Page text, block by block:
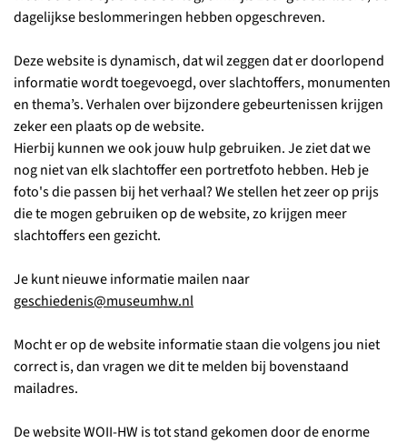
dagelijkse beslommeringen hebben opgeschreven.
Deze website is dynamisch, dat wil zeggen dat er doorlopend
informatie wordt toegevoegd, over slachtoffers, monumenten
en thema’s. Verhalen over bijzondere gebeurtenissen krijgen
zeker een plaats op de website.
Hierbij kunnen we ook jouw hulp gebruiken. Je ziet dat we
nog niet van elk slachtoffer een portretfoto hebben. Heb je
foto's die passen bij het verhaal? We stellen het zeer op prijs
die te mogen gebruiken op de website, zo krijgen meer
slachtoffers een gezicht.
Je kunt nieuwe informatie mailen naar
geschiedenis@museumhw.nl
Mocht er op de website informatie staan die volgens jou niet
correct is, dan vragen we dit te melden bij bovenstaand
mailadres.
De website WOII-HW is tot stand gekomen door de enorme